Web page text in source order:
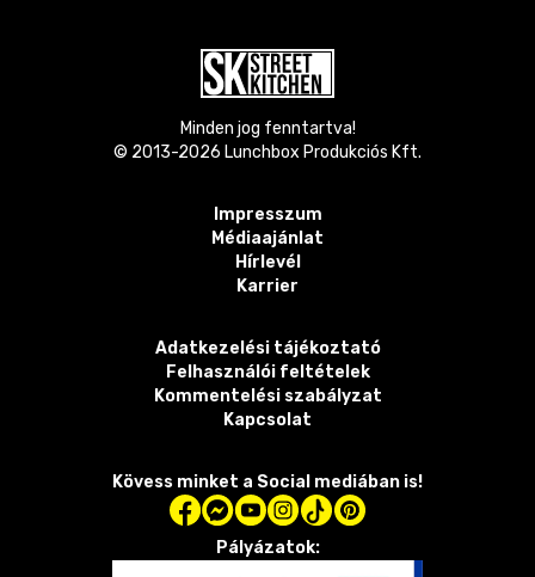
Minden jog fenntartva!
© 2013-2026 Lunchbox Produkciós Kft.
Impresszum
Médiaajánlat
Hírlevél
Karrier
Adatkezelési tájékoztató
Felhasználói feltételek
Kommentelési szabályzat
Kapcsolat
Kövess minket a Social mediában is!
Pályázatok: